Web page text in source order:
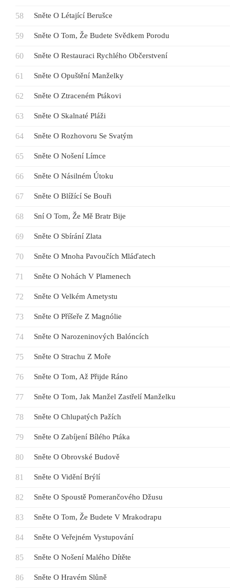
Sněte O Létající Berušce
Sněte O Tom, Že Budete Svědkem Porodu
Sněte O Restauraci Rychlého Občerstvení
Sněte O Opuštění Manželky
Sněte O Ztraceném Ptákovi
Sněte O Skalnaté Pláži
Sněte O Rozhovoru Se Svatým
Sněte O Nošení Límce
Sněte O Násilném Útoku
Sněte O Blížící Se Bouři
Sní O Tom, Že Mě Bratr Bije
Sněte O Sbírání Zlata
Sněte O Mnoha Pavoučích Mláďatech
Sněte O Nohách V Plamenech
Sněte O Velkém Ametystu
Sněte O Příšeře Z Magnólie
Sněte O Narozeninových Balóncích
Sněte O Strachu Z Moře
Sněte O Tom, Až Přijde Ráno
Sněte O Tom, Jak Manžel Zastřelí Manželku
Sněte O Chlupatých Pažích
Sněte O Zabíjení Bílého Ptáka
Sněte O Obrovské Budově
Sněte O Vidění Brýlí
Sněte O Spoustě Pomerančového Džusu
Sněte O Tom, Že Budete V Mrakodrapu
Sněte O Veřejném Vystupování
Sněte O Nošení Malého Dítěte
Sněte O Hravém Slůně